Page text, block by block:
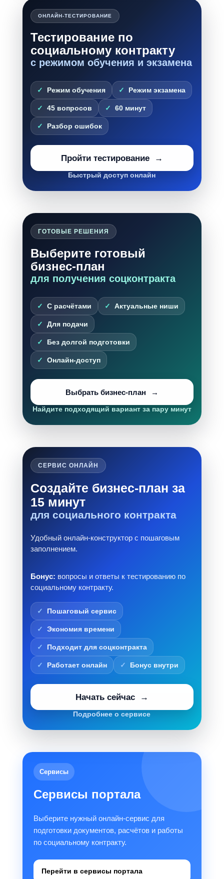
ОНЛАЙН-ТЕСТИРОВАНИЕ
Тестирование по
социальному контракту
с режимом обучения и экзамена
Режим обучения Режим экзамена
45 вопросов 60 минут
Разбор ошибок
Пройти тестирование
Быстрый доступ онлайн
ГОТОВЫЕ РЕШЕНИЯ
Выберите готовый
бизнес-план
для получения соцконтракта
С расчётами Актуальные ниши
Для подачи
Без долгой подготовки
Онлайн-доступ
Выбрать бизнес-план
Найдите подходящий вариант за пару минут
СЕРВИС ОНЛАЙН
Создайте бизнес-план за
15 минут
для социального контракта
Удобный онлайн-конструктор с пошаговым
заполнением.
Бонус: вопросы и ответы к тестированию по
социальному контракту.
Пошаговый сервис
Экономия времени
Подходит для соцконтракта
Работает онлайн Бонус внутри
Начать сейчас
Подробнее о сервисе
Сервисы
Сервисы портала
Выберите нужный онлайн-сервис для
подготовки документов, расчётов и работы
по социальному контракту.
Перейти в сервисы портала